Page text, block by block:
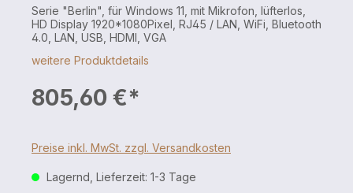
Serie "Berlin", für Windows 11, mit Mikrofon, lüfterlos,
HD Display 1920*1080Pixel, RJ45 / LAN, WiFi, Bluetooth
4.0, LAN, USB, HDMI, VGA
weitere Produktdetails
805,60 €*
Preise inkl. MwSt. zzgl. Versandkosten
Lagernd, Lieferzeit: 1-3 Tage